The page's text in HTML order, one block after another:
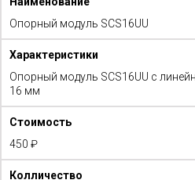
Опорный модуль SCS16UU
Опорный модуль SCS16UU с
16 мм
450 ₽